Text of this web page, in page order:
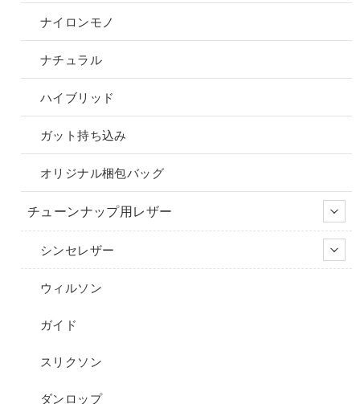
ナイロンモノ
ナチュラル
ハイブリッド
ガット持ち込み
オリジナル梱包バッグ
チューンナップ用レザー
シンセレザー
ウィルソン
ガイド
スリクソン
ダンロップ